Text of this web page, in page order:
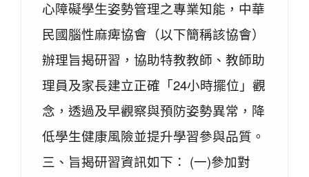
心障礙學生姿勢管理之專業知能，中華
民國腦性麻痺協會（以下簡稱該協會）
辦理旨揭研習，協助特教教師、教師助
理員及家長建立正確「24小時擺位」觀
念，透過及早觀察與預防姿勢異常，降
低學生健康風險並提升學習參與品質。
三、旨揭研習資訊如下： (一)參加對